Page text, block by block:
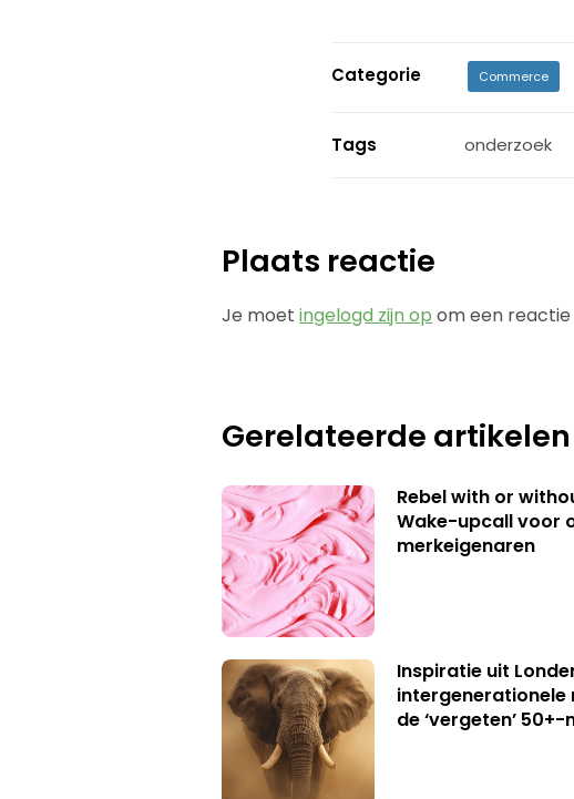
Categorie Commerce
Tags onderzoek
Plaats reactie
Je moetingelogd zijn op om een
Gerelateerde artikelen
Rebel with or
Wake-upcall voor
merkeigenaren
Inspiratie uit
intergenerationele
de ‘vergeten’ 50+-